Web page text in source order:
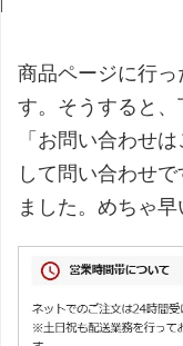
商品ページに行
す。そうすると、
「お問い合わせ
して問い合わせ
ました。めちゃ早